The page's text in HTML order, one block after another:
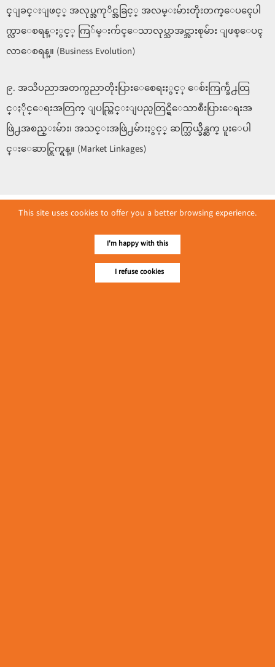
င္ျခင္းျဖင့္ အလုပ္အကုိင္အခြင့္ အလမ္းမ်ားတိုးတက္ေပၚေပါ
က္လာေစရန္ႏွင့္ ကြ်မ္းက်င္ေသာလုပ္သာအင္အားစုမ်ား ျဖစ္ေပၚ
လာေစရန္။ (Business Evolution)
၉. အသိပညာအတက္ပညာတိုးပြားေစေရးႏွင့္ ေစ်းကြက္ခ်ဲ႕ထြ
င္ႏိုင္ေရးအတြက္ ျပည္တြင္းျပည္ပတြင္ရွိေသာစီးပြားေရးအ
ဖြဲ႕အစည္းမ်ား၊ အသင္းအဖြဲ႕မ်ားႏွင့္ ဆက္သြယ္ခ်ိန္ဆက္ ပူးေပါ
င္းေဆာင္ရြက္ရန္။ (Market Linkages)
This site uses cookies to offer you a better browsing experience.
I'm happy with this
I refuse cookies